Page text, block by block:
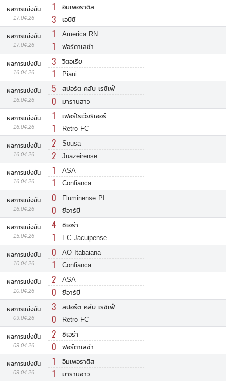
ผลการแข่งขัน
17.04.26
1 อิมเพอราติส
3 เอบีซี
ผลการแข่งขัน
17.04.26
1 America RN
1 ฟอร์ตาเลซ่า
ผลการแข่งขัน
16.04.26
3 วิตอเรีย
1 Piaui
ผลการแข่งขัน
16.04.26
5 สปอร์ต คลับ เรซิเฟ่
0 มารานฮาว
ผลการแข่งขัน
16.04.26
1 เฟอร์โรเวียริเออร์
1 Retro FC
ผลการแข่งขัน
16.04.26
2 Sousa
2 Juazeirense
ผลการแข่งขัน
16.04.26
1 ASA
1 Confianca
ผลการแข่งขัน
16.04.26
0 Fluminense PI
0 ซีอาร์บี
ผลการแข่งขัน
15.04.26
4 ซิเอร่า
1 EC Jacuipense
ผลการแข่งขัน
10.04.26
0 AO Itabaiana
1 Confianca
ผลการแข่งขัน
10.04.26
2 ASA
0 ซีอาร์บี
ผลการแข่งขัน
09.04.26
3 สปอร์ต คลับ เรซิเฟ่
0 Retro FC
ผลการแข่งขัน
09.04.26
2 ซิเอร่า
0 ฟอร์ตาเลซ่า
ผลการแข่งขัน
09.04.26
1 อิมเพอราติส
1 มารานฮาว